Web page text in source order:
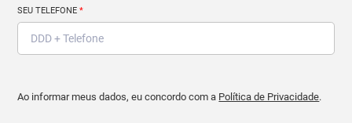
SEU TELEFONE*
Ao informar meus dados, eu concordo com a Política de Privacidade.